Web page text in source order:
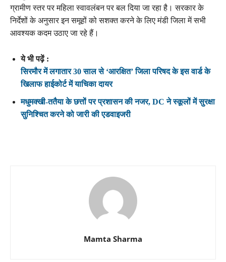
ग्रामीण स्तर पर महिला स्वावलंबन पर बल दिया जा रहा है। सरकार के
निर्देशों के अनुसार इन समूहों को सशक्त करने के लिए मंडी जिला में सभी
आवश्यक कदम उठाए जा रहे हैं।
ये भी पढ़ें :
सिरमौर में लगातार 30 साल से ‘आरक्षित’ जिला परिषद के इस वार्ड के
खिलाफ हाईकोर्ट में याचिका दायर
मधुमक्खी-ततैया के छत्तों पर प्रशासन की नजर, DC ने स्कूलों में सुरक्षा
सुनिश्चित करने को जारी की एडवाइजरी
Mamta Sharma